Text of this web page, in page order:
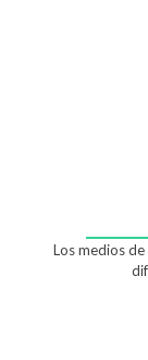
Los medios